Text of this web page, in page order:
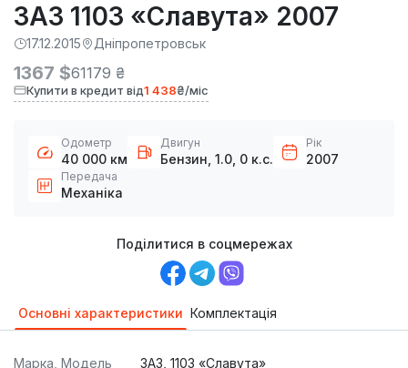
ЗАЗ 1103 «Славута» 2007
17.12.2015 Дніпропетровськ
1367 $61179 ₴
Купити в кредит від1 438₴/міс
Одометр
40 000 км
Двигун
Бензин, 1.0, 0 к.с.
Рік
2007
Передача
Механіка
Поділитися в соцмережах
Основні характеристики Комплектація
Марка, Модель ЗАЗ, 1103 «Славута»